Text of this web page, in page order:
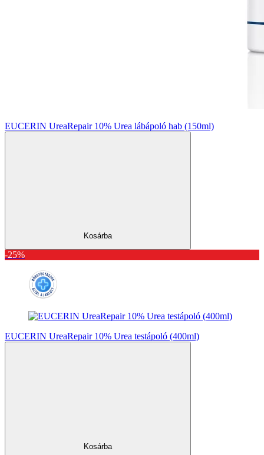
EUCERIN UreaRepair 10% Urea lábápoló hab (150ml)
Kosárba
-25%
EUCERIN UreaRepair 10% Urea testápoló (400ml)
Kosárba